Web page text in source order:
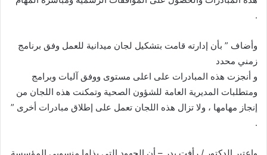
.
وأضاف ” بأن إدارته قامت بتشكيل لجان ميدانية للعمل وفق برنامج
زمني محدد
و أنجزت هذه المبادرات على اعلى مستوى ووفق آليات وبرامج
ومتطلبات المديرية العامة للشؤون الصحية وتمكنت هذه اللجان من
إنجاز مهامها ، ولا تزال هذه اللجان تعمل على إطلاق مبادرات أخرى ”
.